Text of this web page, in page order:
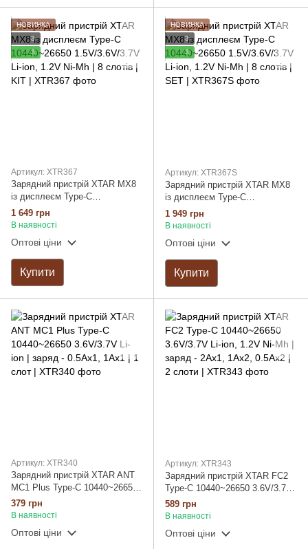
НОВИНКА
3
3
Артикул: XTR367
Зарядний пристрій XTAR MX8
із дисплеєм Type-C
10440~26650 1.5V/3.6V/3.7V Li-
ion, 1.2V Ni-Mh | 8 слотів | KIT
1 649 грн
В наявності
Оптові ціни
Купити
НОВИНКА
3
3
Артикул: XTR367S
Зарядний пристрій XTAR MX8
із дисплеєм Type-C
10440~26650 1.5V/3.6V/3.7V Li-
ion, 1.2V Ni-Mh | 8 слотів | SET
1 949 грн
В наявності
Оптові ціни
Купити
Артикул: XTR340
Зарядний пристрій XTAR ANT
MC1 Plus Type-C 10440~26650
3.6V/3.7V Li-ion | заряд -
0.5Aх1, 1Aх1 | 1 слот
379 грн
В наявності
Оптові ціни
Артикул: XTR343
Зарядний пристрій XTAR FC2
Type-C 10440~26650 3.6V/3.7V
Li-ion, 1.2V Ni-Mh | заряд -
2Ax1, 1Ax2, 0.5Ax2 | 2 слоти
589 грн
В наявності
Оптові ціни